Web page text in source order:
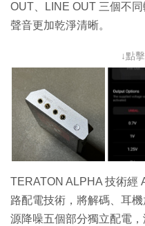
OUT、LINE OUT 三個不
聲音更加乾淨清晰。
↓點
TERATON ALPHA 技術經
路配電技術，將解碼、耳
源降噪五個部分獨立配電